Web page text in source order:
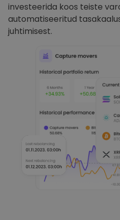
investeerida koos teiste
automatiseeritud
juhtimisest.